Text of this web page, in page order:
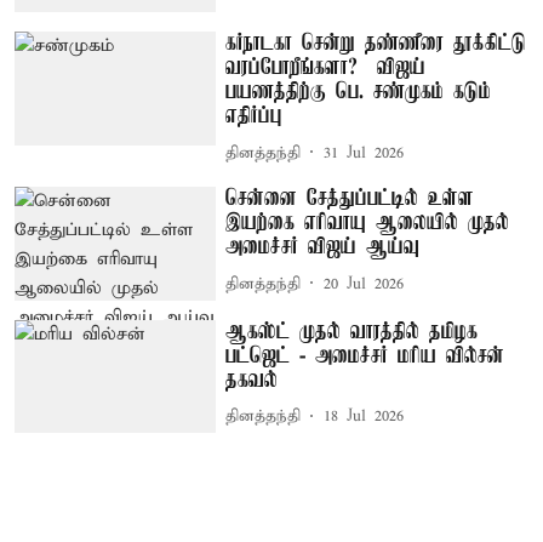
கர்நாடகா சென்று தண்ணீரை தூக்கிட்டு
வரப்போறீங்களா? – விஜய்
பயணத்திற்கு பெ. சண்முகம் கடும்
எதிர்ப்பு
தினத்தந்தி 31 Jul 2026
சென்னை சேத்துப்பட்டில் உள்ள
இயற்கை எரிவாயு ஆலையில் முதல்
அமைச்சர் விஜய் ஆய்வு
தினத்தந்தி 20 Jul 2026
ஆகஸ்ட் முதல் வாரத்தில் தமிழக
பட்ஜெட் - அமைச்சர் மரிய வில்சன்
தகவல்
தினத்தந்தி 18 Jul 2026